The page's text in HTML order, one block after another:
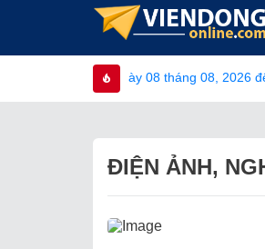
ngày 08 tháng 08, 2026 đến 14 tháng 08,
ĐIỆN ẢNH,